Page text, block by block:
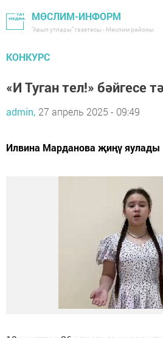
МӨСЛИМ-ИНФОРМ
"Авыл утлары" газетасы - Мөслим районы
КОНКУРС
«И Туган тел!» бәйгесе
admin, 27 апрель 2025 - 09:49
Илвина Марданова җиңү яулады